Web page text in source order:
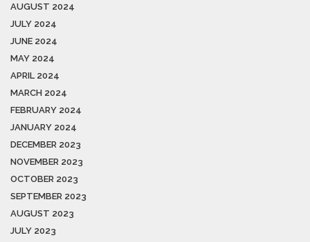
AUGUST 2024
JULY 2024
JUNE 2024
MAY 2024
APRIL 2024
MARCH 2024
FEBRUARY 2024
JANUARY 2024
DECEMBER 2023
NOVEMBER 2023
OCTOBER 2023
SEPTEMBER 2023
AUGUST 2023
JULY 2023